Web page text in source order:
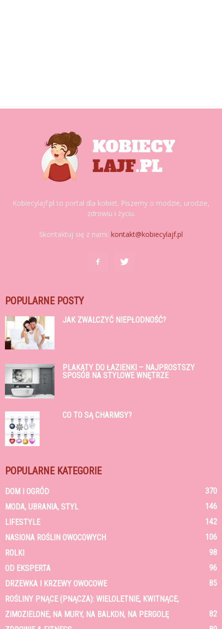
Kobiecylajf.pl to portal dla kobiet. Piszemy o modzie, urodzie,
zdrowiu i życiu.
Skontaktuj się z nami: kontakt@kobiecylajf.pl
POPULARNE POSTY
JAK ZWALCZYĆ NIEPŁODNOŚĆ?
PLAKATY DO ŁAZIENKI – NAJPROSTSZY
SPOSÓB NA STYLOWE WNĘTRZE
CO TO SĄ CHARMSY?
POPULARNE KATEGORIE
DOM I OGRÓD
370
MODA, UBRANIA, STYL
146
LIFESTYLE
142
NASIONA ROŚLIN OWOCOWYCH
106
ROLKI
98
OD EKSPERTA
96
DRZEWKA I KRZEWY OWOCOWE
85
ROŚLINY PNĄCE (PNĄCZA): WIELOLETNIE, KWITNĄCE,
ZIMOZIELONE, NA MURY, NA BALKON, NA PERGOLĘ
82